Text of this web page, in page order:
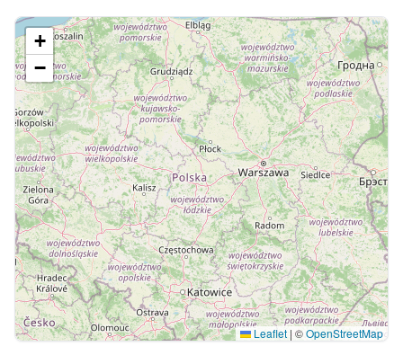
+
−
Leaflet | ©OpenStreetMap